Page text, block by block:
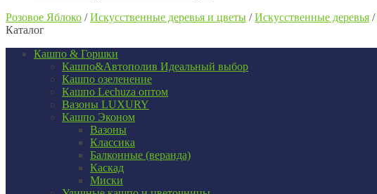
Розовое Яблоко /Искусственные деревья и цветы /Искусственные деревья /
Каталог
Кашпо & Горшки
Кашпо&Автополив Идеальный выбор
Кашпо озеленение
Кашпо Lechuza оптом
Вазоны LUXURY
Кашпо Эконом
Вазоны
Классика
Балконные (веранда)
Каскад
Миски